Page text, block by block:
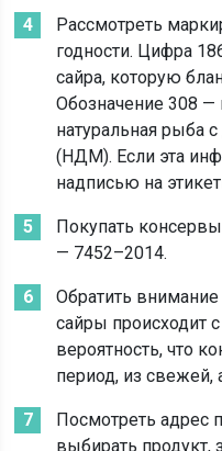
Рассмотреть
годности. Цифра
сайра, которую
Обозначение 308 —
натуральная рыба
(НДМ). Если эта
надписью на
Покупать
— 7452–2014.
Обратить
сайры происходит
вероятность, что
период, из
Посмотреть адрес
выбирать продукт,